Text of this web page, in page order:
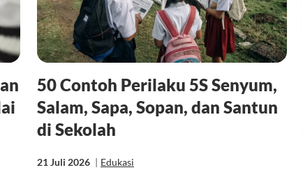
50 Contoh Perilaku 5S Senyum,
Salam, Sapa, Sopan, dan Santun
di Sekolah
21 Juli 2026 | Edukasi